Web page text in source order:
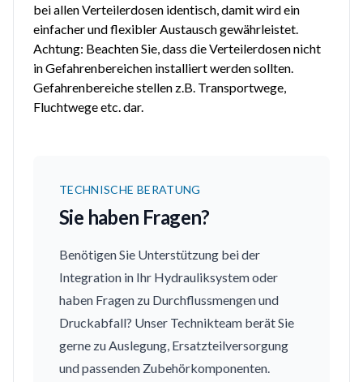
bei allen Verteilerdosen identisch, damit wird ein
einfacher und flexibler Austausch gewährleistet.
Achtung: Beachten Sie, dass die Verteilerdosen nicht
in Gefahrenbereichen installiert werden sollten.
Gefahrenbereiche stellen z.B. Transportwege,
Fluchtwege etc. dar.
TECHNISCHE BERATUNG
Sie haben Fragen?
Benötigen Sie Unterstützung bei der
Integration in Ihr Hydrauliksystem oder
haben Fragen zu Durchflussmengen und
Druckabfall? Unser Technikteam berät Sie
gerne zu Auslegung, Ersatzteilversorgung
und passenden Zubehörkomponenten.